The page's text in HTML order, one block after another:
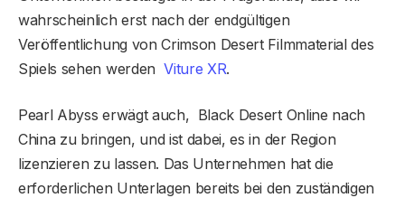
wahrscheinlich erst nach der endgültigen
Veröffentlichung von Crimson Desert Filmmaterial des
Spiels sehen werdenViture XR.
Pearl Abyss erwägt auch, Black Desert Online nach
China zu bringen, und ist dabei, es in der Region
lizenzieren zu lassen. Das Unternehmen hat die
erforderlichen Unterlagen bereits bei den zuständigen